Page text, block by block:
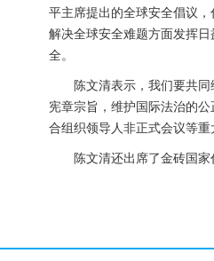
平主席提出的全球安全倡议
解决全球安全难题方面发挥
全。
陈文清表示，我们要共
宪章宗旨，维护国际法治的
合组织领导人非正式会议等
陈文清还出席了金砖国